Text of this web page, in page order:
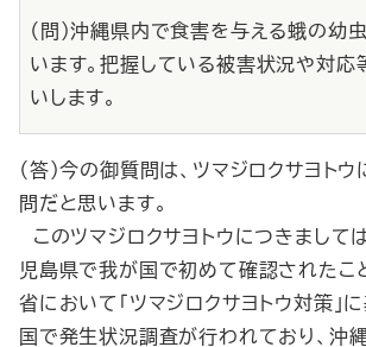
（問）沖縄県内で食害を与える蛾の幼
います。把握している被害状況や対応
いします。
（答）今の御質問は、ツマジロクサヨト
問だと思います。
このツマジロクサヨトウにつきまして
児島県で我が国で初めて確認されたこ
省において「ツマジロクサヨトウ対策」
国で発生状況調査が行われており、沖